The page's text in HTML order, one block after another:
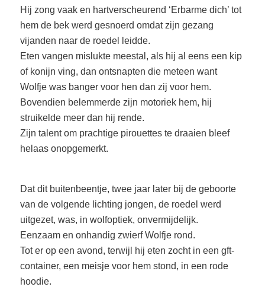
Hij zong vaak en hartverscheurend ‘Erbarme dich’ tot
hem de bek werd gesnoerd omdat zijn gezang
vijanden naar de roedel leidde.
Eten vangen mislukte meestal, als hij al eens een kip
of konijn ving, dan ontsnapten die meteen want
Wolfje was banger voor hen dan zij voor hem.
Bovendien belemmerde zijn motoriek hem, hij
struikelde meer dan hij rende.
Zijn talent om prachtige pirouettes te draaien bleef
helaas onopgemerkt.
Dat dit buitenbeentje, twee jaar later bij de geboorte
van de volgende lichting jongen, de roedel werd
uitgezet, was, in wolfoptiek, onvermijdelijk.
Eenzaam en onhandig zwierf Wolfje rond.
Tot er op een avond, terwijl hij eten zocht in een gft-
container, een meisje voor hem stond, in een rode
hoodie.